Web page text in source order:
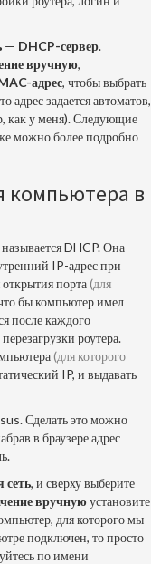
— DHCP-сервер.
вручную,
адрес, чтобы выбрать
адрес задается автоматов,
как у меня). Следующие
можно более подробно
компьютера в
называется DHCP. Она
IP-адрес при
порта(для
бы компьютер имел
после каждого
роутера.
(для которого
IP, и выдавать
Сделать это можно
в браузере адрес
сеть, и сверху выберите
вручнуюустановите
для которого мы
подключен, то просто
по имени